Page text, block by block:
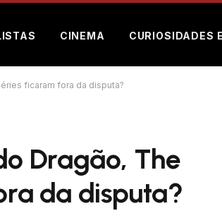
CINEMA CURIOSIDADES
ficaram fora da disputa?
Dragão, The
da disputa?